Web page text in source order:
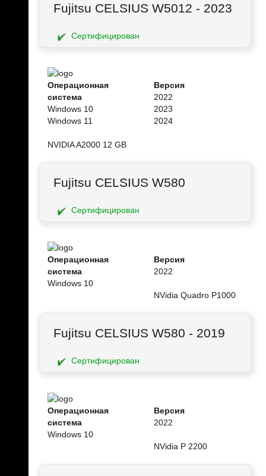
Fujitsu CELSIUS W5012 - 2023
Сертифицирован
Операционная
система
Windows 10
Windows 11
Версия
2022
2023
2024
NVIDIA A2000 12 GB
Fujitsu CELSIUS W580
Сертифицирован
Операционная
система
Windows 10
Версия
2022
NVidia Quadro P1000
Fujitsu CELSIUS W580 - 2019
Сертифицирован
Операционная
система
Windows 10
Версия
2022
NVidia P 2200